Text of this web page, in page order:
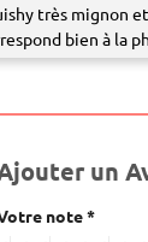
4
5
très mignon et
bien à la
un
note*